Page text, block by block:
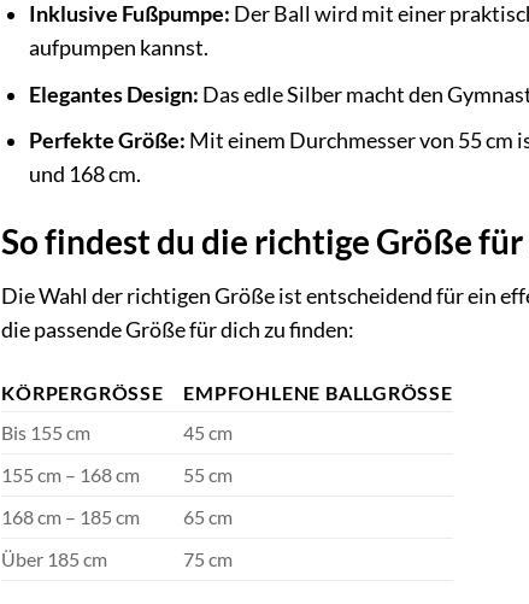
Inklusive Fußpumpe: Der Ball wird mit einer
aufpumpen kannst.
Elegantes Design: Das edle Silber macht den
Perfekte Größe: Mit einem Durchmesser von 55 cm
und 168 cm.
So findest du die richtige Größe
Die Wahl der richtigen Größe ist entscheidend für ein
die passende Größe für dich zu finden:
KÖRPERGRÖSSE
EMPFOHLENE BALLGRÖSSE
Bis 155 cm
45 cm
155 cm – 168 cm
55 cm
168 cm – 185 cm
65 cm
Über 185 cm
75 cm